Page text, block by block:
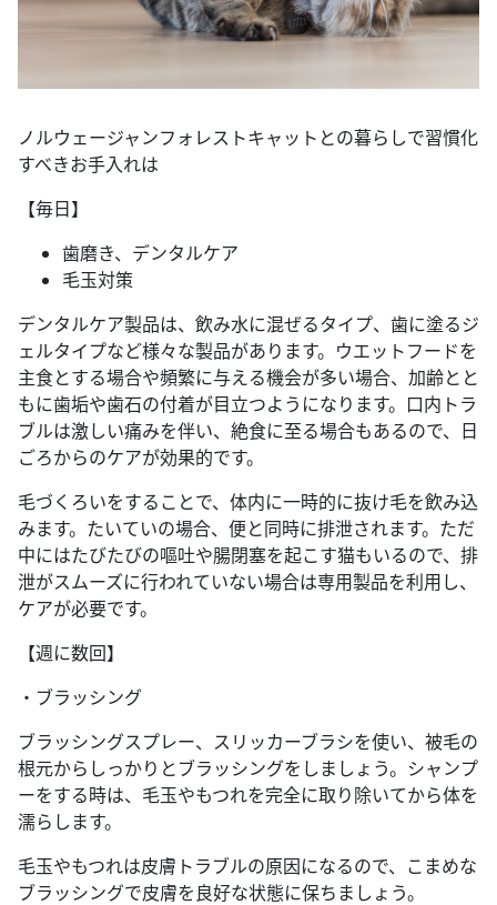
ノルウェージャンフォレストキャットとの暮らしで習慣化
すべきお手入れは
【毎日】
歯磨き、デンタルケア
毛玉対策
デンタルケア製品は、飲み水に混ぜるタイプ、歯に塗るジ
ェルタイプなど様々な製品があります。ウエットフードを
主食とする場合や頻繁に与える機会が多い場合、加齢とと
もに歯垢や歯石の付着が目立つようになります。口内トラ
ブルは激しい痛みを伴い、絶食に至る場合もあるので、日
ごろからのケアが効果的です。
毛づくろいをすることで、体内に一時的に抜け毛を飲み込
みます。たいていの場合、便と同時に排泄されます。ただ
中にはたびたびの嘔吐や腸閉塞を起こす猫もいるので、排
泄がスムーズに行われていない場合は専用製品を利用し、
ケアが必要です。
【週に数回】
・ブラッシング
ブラッシングスプレー、スリッカーブラシを使い、被毛の
根元からしっかりとブラッシングをしましょう。シャンプ
ーをする時は、毛玉やもつれを完全に取り除いてから体を
濡らします。
毛玉やもつれは皮膚トラブルの原因になるので、こまめな
ブラッシングで皮膚を良好な状態に保ちましょう。